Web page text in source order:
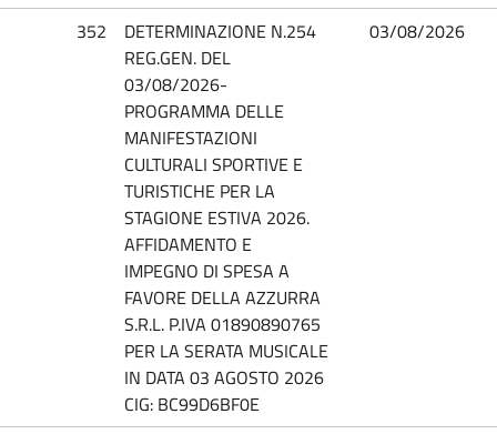
352
DETERMINAZIONE N.254
REG.GEN. DEL
03/08/2026-
PROGRAMMA DELLE
MANIFESTAZIONI
CULTURALI SPORTIVE E
TURISTICHE PER LA
STAGIONE ESTIVA 2026.
AFFIDAMENTO E
IMPEGNO DI SPESA A
FAVORE DELLA AZZURRA
S.R.L. P.IVA 01890890765
PER LA SERATA MUSICALE
IN DATA 03 AGOSTO 2026
CIG: BC99D6BF0E
03/08/2026